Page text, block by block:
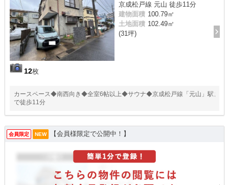
12枚
京成松戸線 元山 徒歩11分
建物面積 100.79㎡
土地面積 102.49㎡
(31坪)
カースペース◆南西向き◆全室6帖以上◆サウナ◆京成松戸線「元山」駅ま
で徒歩11分
会員限定 NEW 【会員様限定で公開中！】